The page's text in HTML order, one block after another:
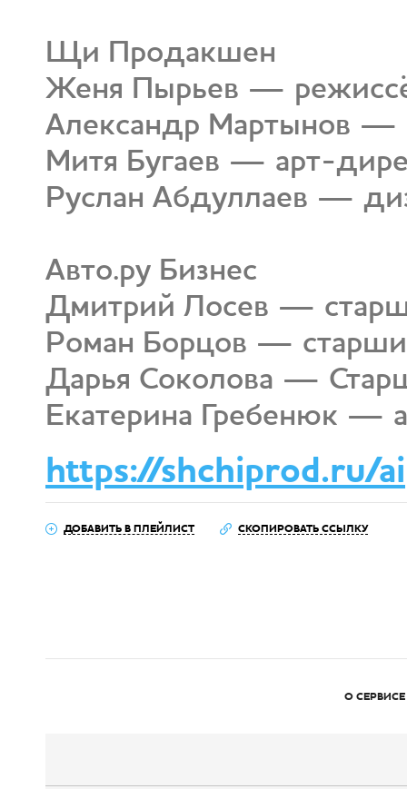
Щи Продакшен
Женя Пырьев —
Александр Мартынов
Митя Бугаев — арт-
Руслан Абдуллаев —
Авто.ру Бизнес
Дмитрий Лосев —
Роман Борцов —
Дарья Соколова —
Екатерина Гребенюк —
https://shchiprod.ru/ai
ДОБАВИТЬ В ПЛЕЙЛИСТ СКОПИРОВАТЬ ССЫЛКУ
О СЕРВИСЕ